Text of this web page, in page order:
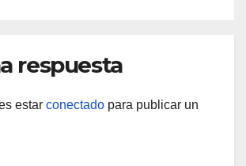
respuesta
estar conectado para publicar un